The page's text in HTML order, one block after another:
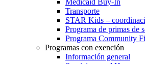
Transporte
STAR Kids –
Programa de primas de
Programa Community
Programas con exención
Información general